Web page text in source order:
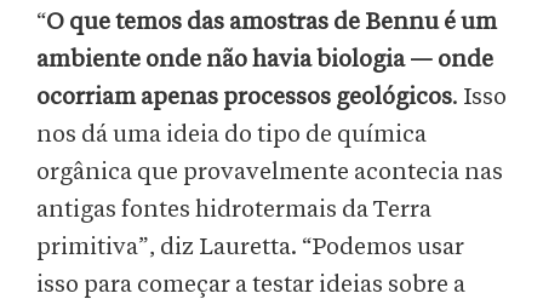
“O que temos das amostras de Bennu é um
ambiente onde não havia biologia — onde
ocorriam apenas processos geológicos. Isso
nos dá uma ideia do tipo de química
orgânica que provavelmente acontecia nas
antigas fontes hidrotermais da Terra
primitiva”, diz Lauretta. “Podemos usar
isso para começar a testar ideias sobre a